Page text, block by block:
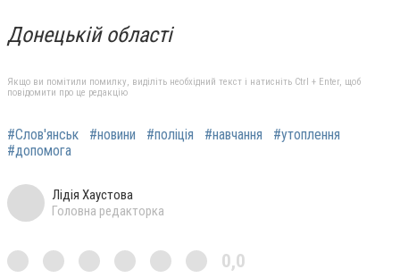
Донецькій області
Якщо ви помітили помилку, виділіть необхідний текст і натисніть Ctrl + Enter, щоб
повідомити про це редакцію
#Слов'янськ #новини #поліція #навчання
#утоплення
#допомога
Лідія Хаустова
Головна редакторка
0,0